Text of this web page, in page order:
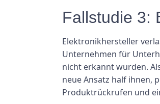
Fallstudie 3:
Elektronikhersteller
Unternehmen für
nicht erkannt wurden.
neue Ansatz half ihnen,
Produktrückrufen und